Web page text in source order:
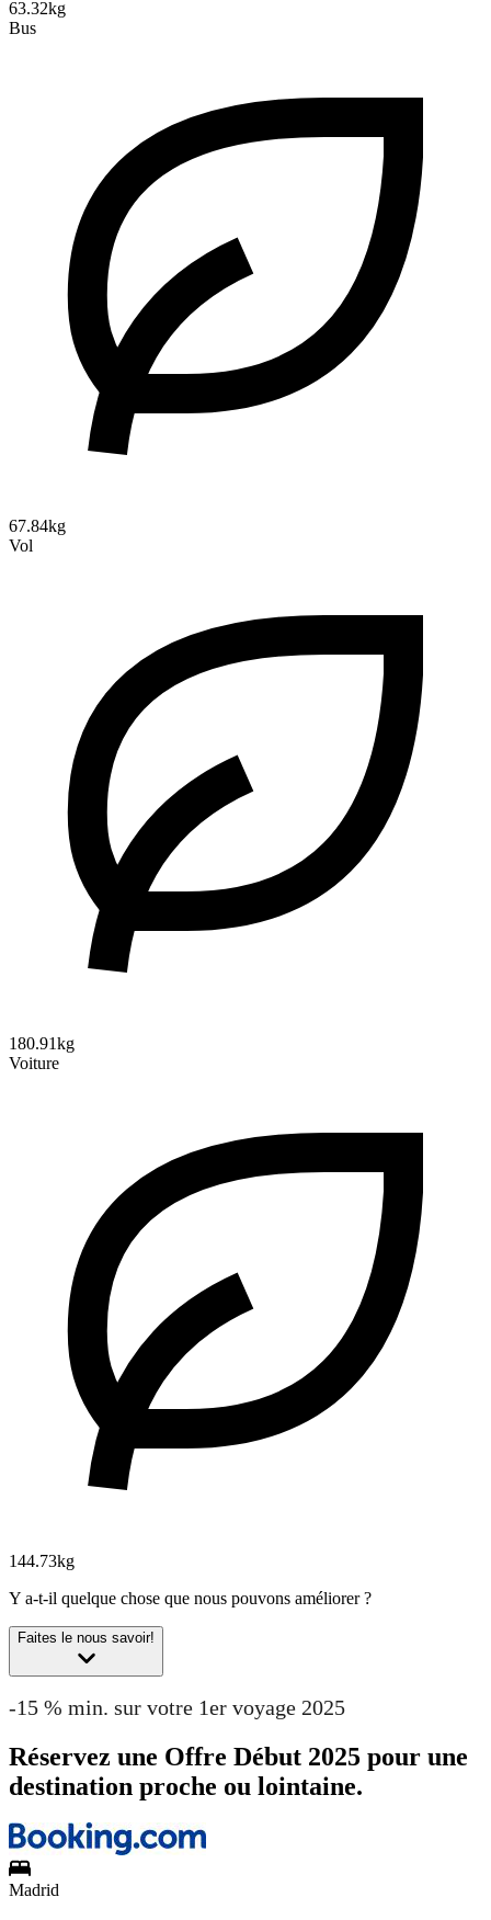
63.32kg
Bus
67.84kg
Vol
180.91kg
Voiture
144.73kg
Y a-t-il quelque chose que nous pouvons améliorer ?
Faites le nous savoir!
-15 % min. sur votre 1er voyage 2025
Réservez une Offre Début 2025 pour une
destination proche ou lointaine.
Madrid